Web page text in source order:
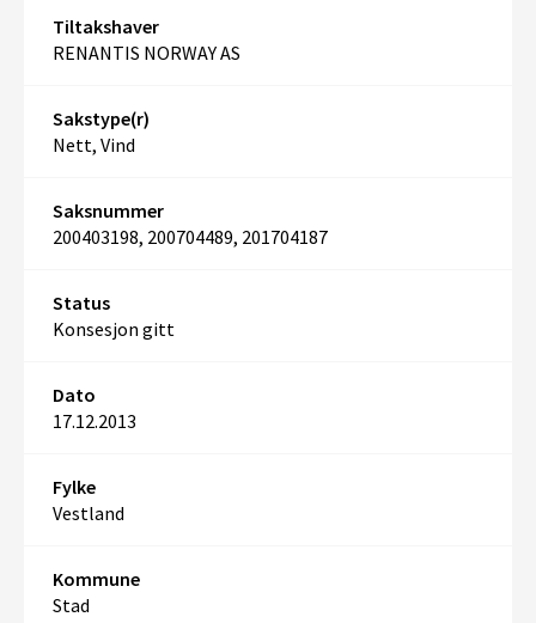
Tiltakshaver
RENANTIS NORWAY AS
Sakstype(r)
Nett, Vind
Saksnummer
200403198, 200704489, 201704187
Status
Konsesjon gitt
Dato
17.12.2013
Fylke
Vestland
Kommune
Stad